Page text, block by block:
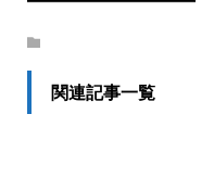
関連記事一覧